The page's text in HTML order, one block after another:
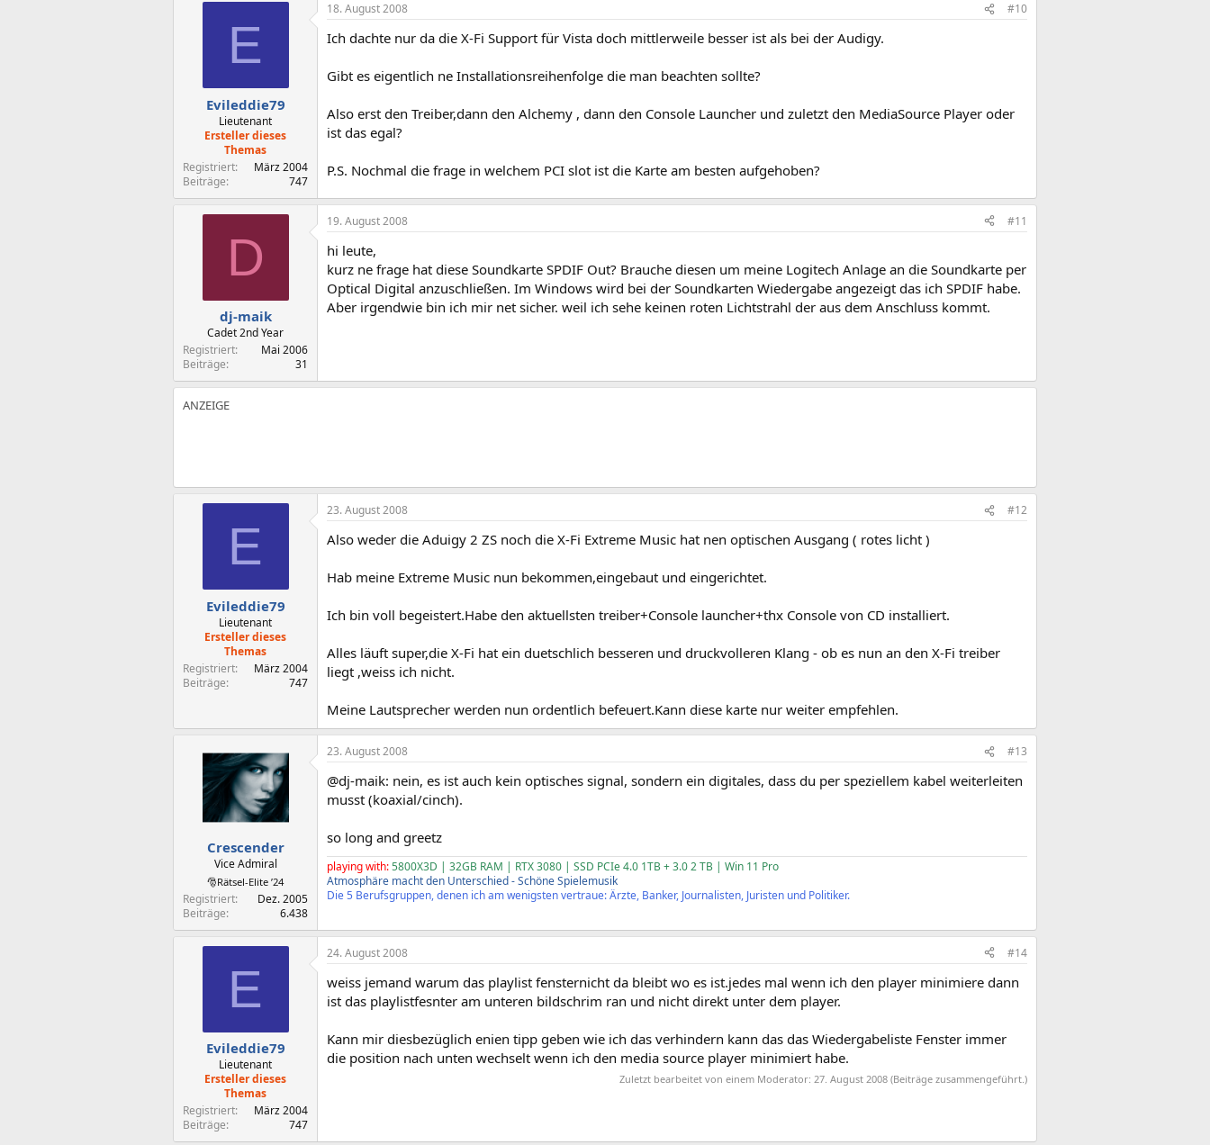
E
Evileddie79
Lieutenant
Ersteller dieses
Themas
Registriert
März 2004
Beiträge
747
18. August 2008 #10
Ich dachte nur da die X-Fi Support für Vista doch mittlerweile besser ist als bei der Audigy.
Gibt es eigentlich ne Installationsreihenfolge die man beachten sollte?
Also erst den Treiber,dann den Alchemy , dann den Console Launcher und zuletzt den MediaSource Player oder
ist das egal?
P.S. Nochmal die frage in welchem PCI slot ist die Karte am besten aufgehoben?
D
dj-maik
Cadet 2nd Year
Registriert
Mai 2006
Beiträge
31
19. August 2008 #11
hi leute,
kurz ne frage hat diese Soundkarte SPDIF Out? Brauche diesen um meine Logitech Anlage an die Soundkarte per
Optical Digital anzuschließen. Im Windows wird bei der Soundkarten Wiedergabe angezeigt das ich SPDIF habe.
Aber irgendwie bin ich mir net sicher. weil ich sehe keinen roten Lichtstrahl der aus dem Anschluss kommt.
E
Evileddie79
Lieutenant
Ersteller dieses
Themas
Registriert
März 2004
Beiträge
747
23. August 2008 #12
Also weder die Aduigy 2 ZS noch die X-Fi Extreme Music hat nen optischen Ausgang ( rotes licht )
Hab meine Extreme Music nun bekommen,eingebaut und eingerichtet.
Ich bin voll begeistert.Habe den aktuellsten treiber+Console launcher+thx Console von CD installiert.
Alles läuft super,die X-Fi hat ein duetschlich besseren und druckvolleren Klang - ob es nun an den X-Fi treiber
liegt ,weiss ich nicht.
Meine Lautsprecher werden nun ordentlich befeuert.Kann diese karte nur weiter empfehlen.
Crescender
Vice Admiral
🎅Rätsel-Elite ’24
Registriert
Dez. 2005
Beiträge
6.438
23. August 2008 #13
@dj-maik: nein, es ist auch kein optisches signal, sondern ein digitales, dass du per speziellem kabel weiterleiten
musst (koaxial/cinch).
so long and greetz
playing with:5800X3D | 32GB RAM | RTX 3080 | SSD PCIe 4.0 1TB + 3.0 2 TB | Win 11 Pro
Atmosphäre macht den Unterschied - Schöne Spielemusik
Die 5 Berufsgruppen, denen ich am wenigsten vertraue: Ärzte, Banker, Journalisten, Juristen und Politiker.
E
Evileddie79
Lieutenant
Ersteller dieses
Themas
Registriert
März 2004
Beiträge
747
24. August 2008 #14
weiss jemand warum das playlist fensternicht da bleibt wo es ist.jedes mal wenn ich den player minimiere dann
ist das playlistfesnter am unteren bildschrim ran und nicht direkt unter dem player.
Kann mir diesbezüglich enien tipp geben wie ich das verhindern kann das das Wiedergabeliste Fenster immer
die position nach unten wechselt wenn ich den media source player minimiert habe.
Zuletzt bearbeitet von einem Moderator: 27. August 2008 (Beiträge zusammengeführt.)